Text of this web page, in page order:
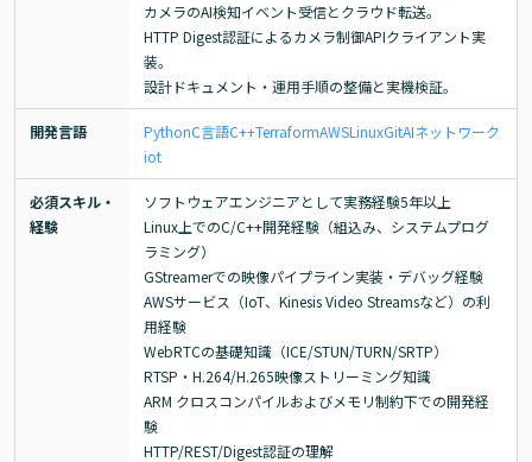
カメラのAI検知イベント受信とクラウド転送。
HTTP Digest認証によるカメラ制御APIクライアント実
装。
設計ドキュメント・運用手順の整備と実機検証。
開発言語 PythonC言語C++TerraformAWSLinuxGitAIネットワーク
iot
必須スキル・
経験
ソフトウェアエンジニアとして実務経験5年以上
Linux上でのC/C++開発経験（組込み、システムプログ
ラミング）
GStreamerでの映像パイプライン実装・デバッグ経験
AWSサービス（IoT、Kinesis Video Streamsなど）の利
用経験
WebRTCの基礎知識（ICE/STUN/TURN/SRTP）
RTSP・H.264/H.265映像ストリーミング知識
ARM クロスコンパイルおよびメモリ制約下での開発経
験
HTTP/REST/Digest認証の理解